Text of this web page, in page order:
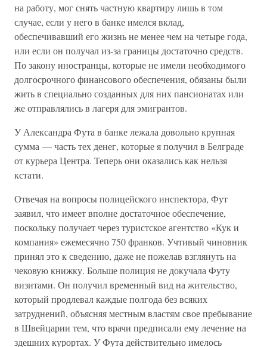
на работу, мог снять частную квартиру лишь в том
случае, если у него в банке имелся вклад,
обеспечивавший его жизнь не менее чем на четыре года,
или если он получал из-за границы достаточно средств.
По закону иностранцы, которые не имели необходимого
долгосрочного финансового обеспечения, обязаны были
жить в специально созданных для них пансионатах или
же отправлялись в лагеря для эмигрантов.
У Александра Фута в банке лежала довольно крупная
сумма — часть тех денег, которые я получил в Белграде
от курьера Центра. Теперь они оказались как нельзя
кстати.
Отвечая на вопросы полицейского инспектора, Фут
заявил, что имеет вполне достаточное обеспечение,
поскольку получает через туристское агентство «Кук и
компания» ежемесячно 750 франков. Учтивый чиновник
принял это к сведению, даже не пожелав взглянуть на
чековую книжку. Больше полиция не докучала Футу
визитами. Он получил временный вид на жительство,
который продлевал каждые полгода без всяких
затруднений, объясняя местным властям свое пребывание
в Швейцарии тем, что врачи предписали ему лечение на
здешних курортах. У Фута действительно имелось